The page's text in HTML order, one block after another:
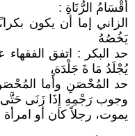
أَقْسَامُ الرُّنَاةِ :
الزاني إما أن يكون
يَخُصُهُ
حد البكر : اتفق الفقهاء
يُجْلَدُ مَا ةَ جَلْدَة،ٍ
حد المُحْصَنِ وأما
وجوب رَجْمِهِ إِذَا زَنَى حَتَّى
يموت، رجلاً كان أو امرأة